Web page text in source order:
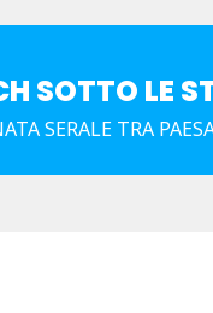
SOTTO LE
SERALE TRA